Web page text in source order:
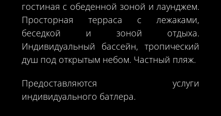
гостиная с обеденной зоной и лаунджем.
Просторная терраса с лежаками,
беседкой и зоной отдыха.
Индивидуальный бассейн, тропический
душ под открытым небом. Частный пляж.
Предоставляются услуги
индивидуального батлера.